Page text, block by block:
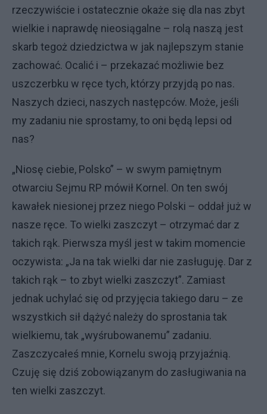
rzeczywiście i ostatecznie okaże się dla nas zbyt
wielkie i naprawdę nieosiągalne – rolą naszą jest
skarb tegoż dziedzictwa w jak najlepszym stanie
zachować. Ocalić i – przekazać możliwie bez
uszczerbku w ręce tych, którzy przyjdą po nas.
Naszych dzieci, naszych następców. Może, jeśli
my zadaniu nie sprostamy, to oni będą lepsi od
nas?
„Niosę ciebie, Polsko” – w swym pamiętnym
otwarciu Sejmu RP mówił Kornel. On ten swój
kawałek niesionej przez niego Polski – oddał już w
nasze ręce. To wielki zaszczyt – otrzymać dar z
takich rąk. Pierwsza myśl jest w takim momencie
oczywista: „Ja na tak wielki dar nie zasługuję. Dar z
takich rąk – to zbyt wielki zaszczyt”. Zamiast
jednak uchylać się od przyjęcia takiego daru – ze
wszystkich sił dążyć należy do sprostania tak
wielkiemu, tak „wyśrubowanemu” zadaniu.
Zaszczycałeś mnie, Kornelu swoją przyjaźnią.
Czuję się dziś zobowiązanym do zasługiwania na
ten wielki zaszczyt.